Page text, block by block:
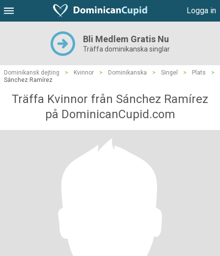
Logga in
Bli Medlem Gratis Nu
Träffa dominikanska singlar
Dominikansk dejting > Kvinnor > Dominikanska > Singel > Plats
>
Sánchez Ramírez
Träffa Kvinnor från Sánchez Ramírez
på DominicanCupid.com